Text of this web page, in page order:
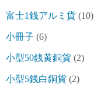
富士1銭アルミ貨 (10)
小冊子 (6)
小型50銭黄銅貨 (2)
小型5銭白銅貨 (2)